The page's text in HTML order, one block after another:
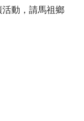
動，請馬祖鄉